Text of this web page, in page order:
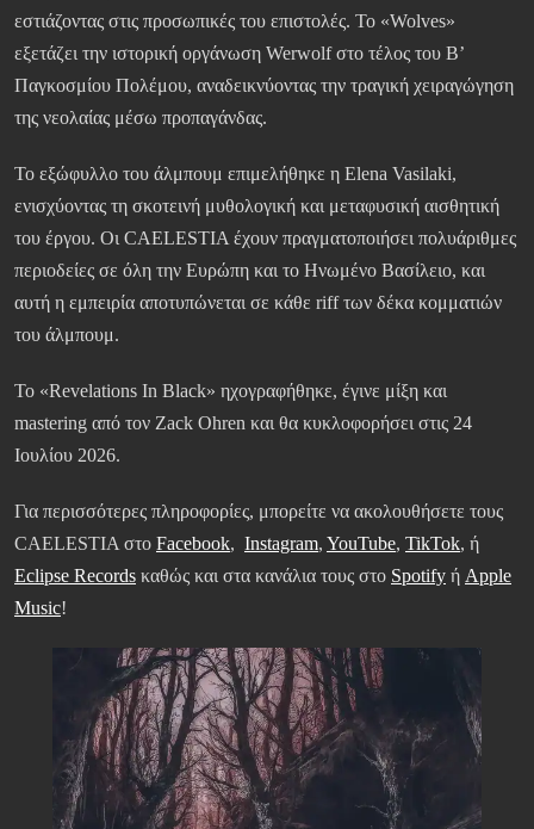
εστιάζοντας στις προσωπικές του επιστολές. Το «Wolves»
εξετάζει την ιστορική οργάνωση Werwolf στο τέλος του Β’
Παγκοσμίου Πολέμου, αναδεικνύοντας την τραγική χειραγώγηση
της νεολαίας μέσω προπαγάνδας.
Το εξώφυλλο του άλμπουμ επιμελήθηκε η Elena Vasilaki,
ενισχύοντας τη σκοτεινή μυθολογική και μεταφυσική αισθητική
του έργου. Οι CAELESTIA έχουν πραγματοποιήσει πολυάριθμες
περιοδείες σε όλη την Ευρώπη και το Ηνωμένο Βασίλειο, και
αυτή η εμπειρία αποτυπώνεται σε κάθε riff των δέκα κομματιών
του άλμπουμ.
Το «Revelations In Black» ηχογραφήθηκε, έγινε μίξη και
mastering από τον Zack Ohren και θα κυκλοφορήσει στις 24
Ιουλίου 2026.
Για περισσότερες πληροφορίες, μπορείτε να ακολουθήσετε τους
CAELESTIA στο Facebook, Instagram, YouTube, TikTok, ή
Eclipse Records καθώς και στα κανάλια τους στο Spotify ή Apple
Music!